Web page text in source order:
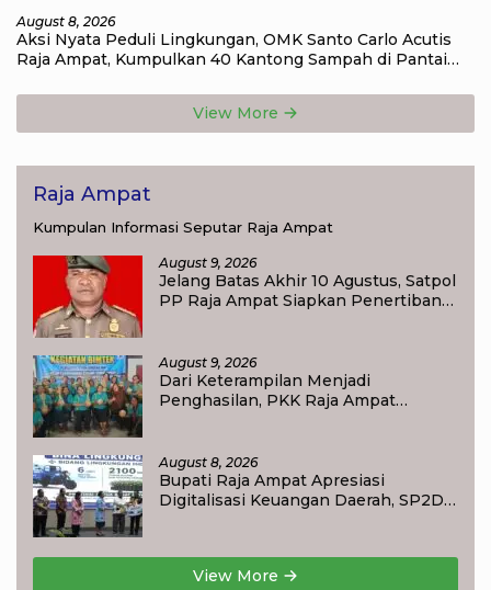
August 8, 2026
Aksi Nyata Peduli Lingkungan, OMK Santo Carlo Acutis
Raja Ampat, Kumpulkan 40 Kantong Sampah di Pantai
View More
Raja Ampat
Kumpulan Informasi Seputar Raja Ampat
August 9, 2026
Jelang Batas Akhir 10 Agustus, Satpol
PP Raja Ampat Siapkan Penertiban
August 9, 2026
Dari Keterampilan Menjadi
Penghasilan, PKK Raja Ampat
August 8, 2026
Bupati Raja Ampat Apresiasi
Digitalisasi Keuangan Daerah, SP2D
View More